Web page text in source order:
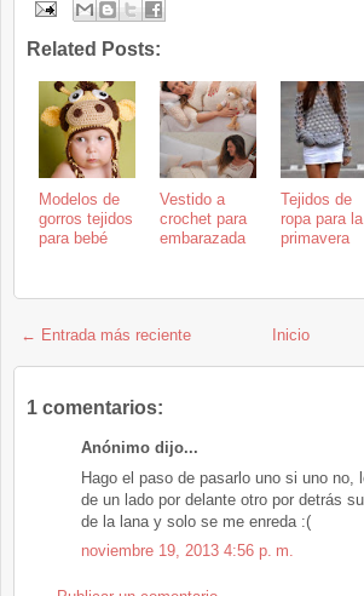
Related Posts:
Modelos de
gorros tejidos
para bebé
Vestido a
crochet para
embarazada
Tejidos de
ropa para la
primavera
← Entrada más reciente Inicio
1 comentarios:
Anónimo dijo...
Hago el paso de pasarlo uno si uno no,
de un lado por delante otro por detrás
de la lana y solo se me enreda :(
noviembre 19, 2013 4:56 p. m.